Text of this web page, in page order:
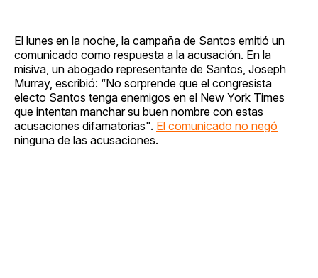
El lunes en la noche, la campaña de Santos emitió un
comunicado como respuesta a la acusación. En la
misiva, un abogado representante de Santos, Joseph
Murray, escribió: “No sorprende que el congresista
electo Santos tenga enemigos en el New York Times
que intentan manchar su buen nombre con estas
acusaciones difamatorias". El comunicado no negó
ninguna de las acusaciones.